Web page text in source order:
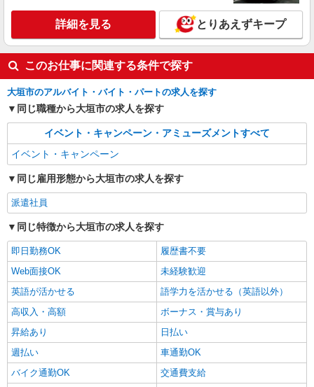
詳細を見る とりあえずキープ
このお仕事に関連する条件で探す
大垣市のアルバイト・バイト・パートの求人を探す
同じ職種から大垣市の求人を探す
イベント・キャンペーン・アミューズメントすべて
イベント・キャンペーン
同じ雇用形態から大垣市の求人を探す
派遣社員
同じ特徴から大垣市の求人を探す
即日勤務OK
履歴書不要
Web面接OK
未経験歓迎
英語が活かせる
語学力を活かせる（英語以外）
高収入・高額
ボーナス・賞与あり
昇給あり
日払い
週払い
車通勤OK
バイク通勤OK
交通費支給